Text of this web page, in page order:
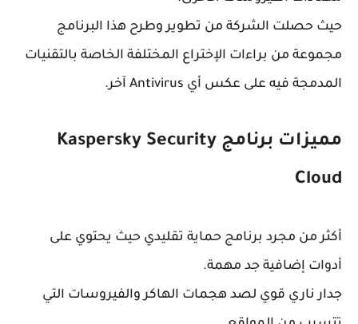
حيث حصلت الشركة من تطوير وطرح هذا البرنامج
مجموعة من براءات الإختراع المختلفة الخاصة بالتقنيات
المدمجة فيه على عكس أي Antivirus آخر.
مميزات برنامج Kaspersky Security
Cloud
أكثر من مجرد برنامج حماية تقليدي حيث يحتوي على
أدوات إضافية جد مهمة.
جدار ناري قوي لصد هجمات الهاكر والفيروسات التي